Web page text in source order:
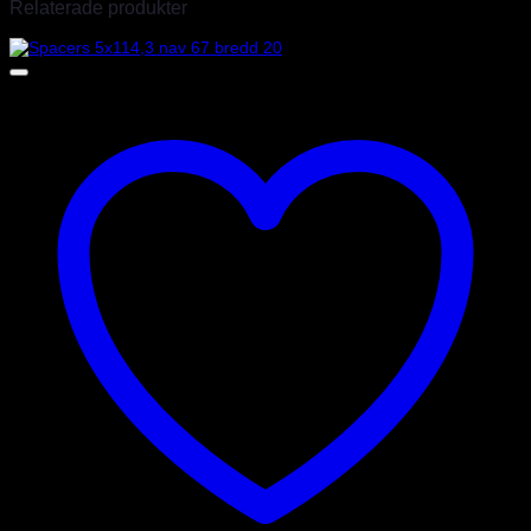
Relaterade produkter